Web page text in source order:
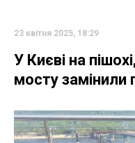
23 квітня 2025, 18:29
У Києві на
мосту